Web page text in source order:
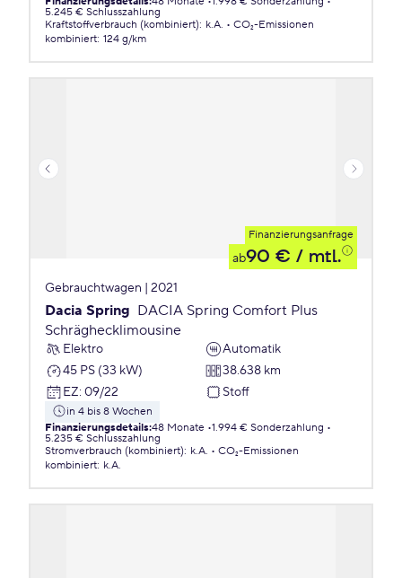
5.245 € Schlusszahlung
Kraftstoffverbrauch (kombiniert): k.A.
CO₂-Emissionen
kombiniert: 124 g/km
Finanzierungsanfrage
ab90 € / mtl.
Gebrauchtwagen | 2021
Dacia Spring DACIA Spring Comfort Plus
Schräghecklimousine
Elektro
Automatik
45 PS (33 kW)
38.638 km
EZ: 09/22 Stoff
in 4 bis 8 Wochen
Finanzierungsdetails:48 Monate 1.994 € Sonderzahlung
5.235 € Schlusszahlung
Stromverbrauch (kombiniert): k.A.
CO₂-Emissionen
kombiniert: k.A.